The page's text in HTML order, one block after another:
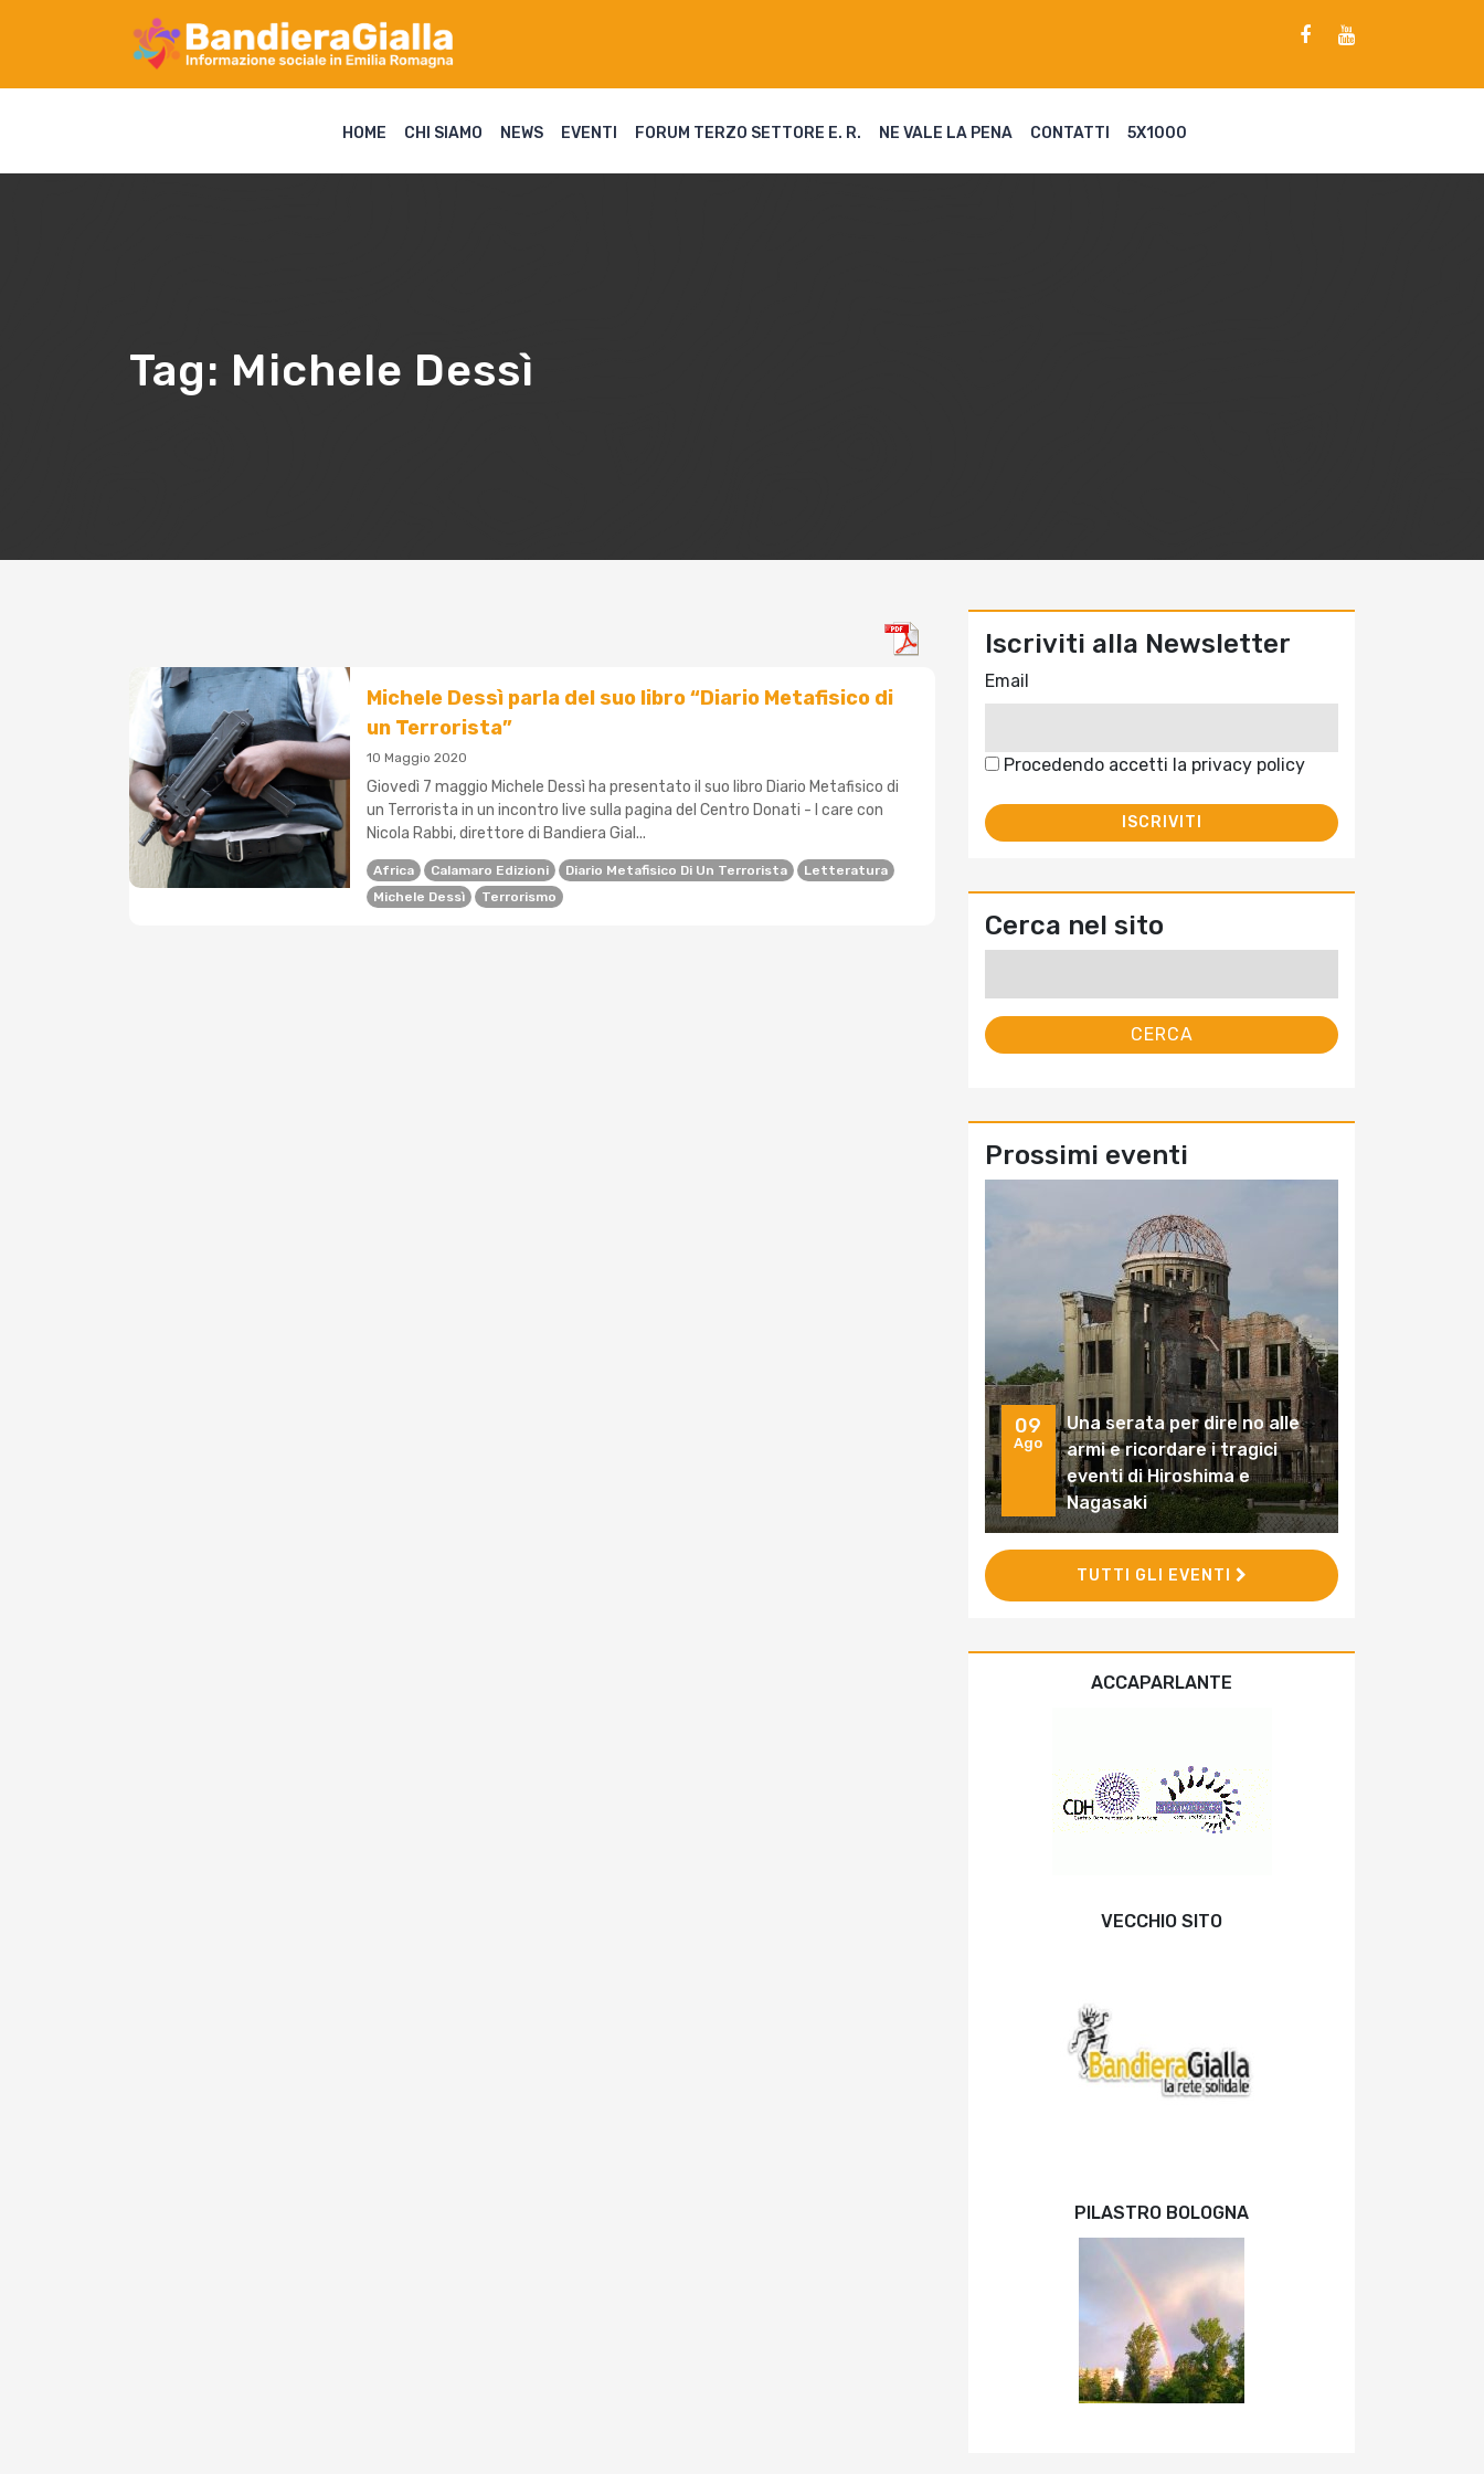
HOME CHI SIAMO NEWS EVENTI FORUM TERZO SETTORE E. R. NE VALE LA PENA CONTATTI 5X1000
Tag: Michele Dessì
Michele Dessì parla del suo libro “Diario Metafisico di
un Terrorista”
10 Maggio 2020
Giovedì 7 maggio Michele Dessì ha presentato il suo libro Diario Metafisico di
un Terrorista in un incontro live sulla pagina del Centro Donati - I care con
Nicola Rabbi, direttore di Bandiera Gial...
Africa Calamaro Edizioni Diario Metafisico Di Un Terrorista
Letteratura
Michele Dessì
Terrorismo
Iscriviti alla Newsletter
Email
Procedendo accetti la privacy policy
Cerca nel sito
Prossimi eventi
09
Ago
Una serata per dire no alle
armi e ricordare i tragici
eventi di Hiroshima e
Nagasaki
TUTTI GLI EVENTI
ACCAPARLANTE
VECCHIO SITO
PILASTRO BOLOGNA